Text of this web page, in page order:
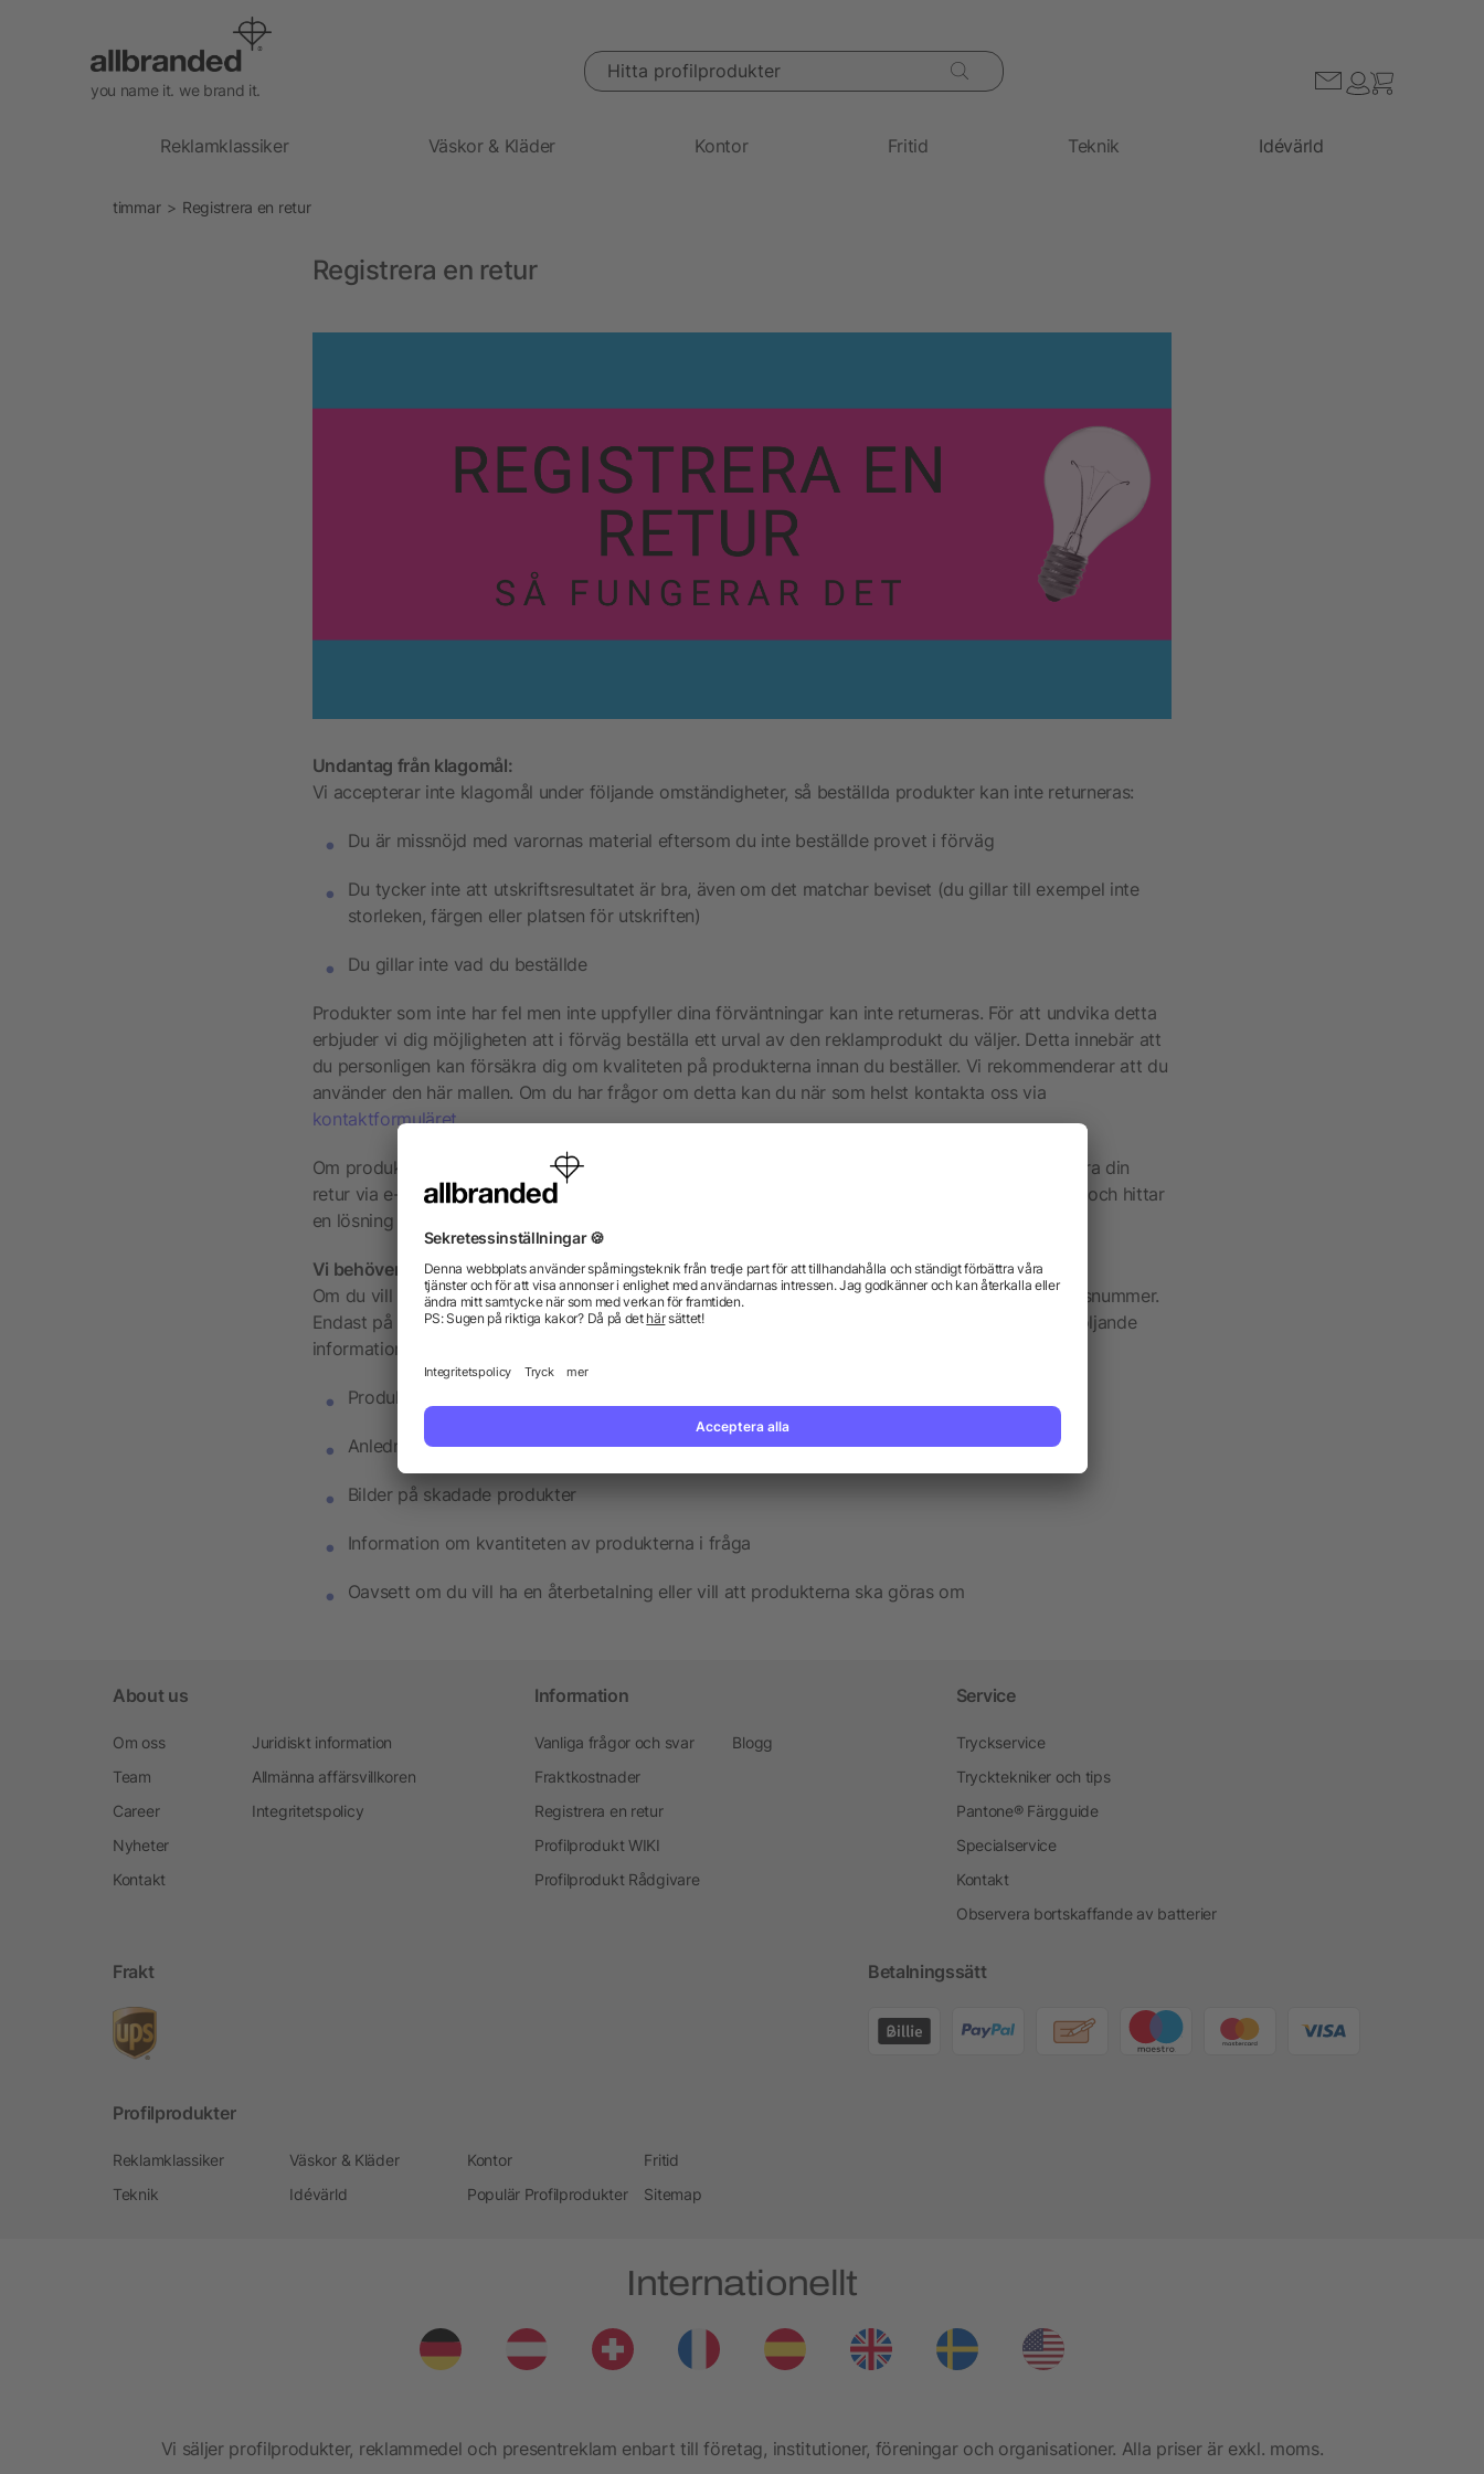
you name it. we brand it.
Hitta profilprodukter
Reklamklassiker Väskor & Kläder Kontor Fritid Teknik Idévärld
timmar Registrera en retur
Registrera en retur
Undantag från klagomål:
Vi accepterar inte klagomål under följande omständigheter, så beställda produkter kan inte returneras:
Du är missnöjd med varornas material eftersom du inte beställde provet i förväg
Du tycker inte att utskriftsresultatet är bra, även om det matchar beviset (du gillar till exempel inte
storleken, färgen eller platsen för utskriften)
Du gillar inte vad du beställde
Produkter som inte har fel men inte uppfyller dina förväntningar kan inte returneras. För att undvika detta
erbjuder vi dig möjligheten att i förväg beställa ett urval av den reklamprodukt du väljer. Detta innebär att
du personligen kan försäkra dig om kvaliteten på produkterna innan du beställer. Vi rekommenderar att du
använder den här mallen. Om du har frågor om detta kan du när som helst kontakta oss via
kontaktformuläret.
Om produkterna du beställde är defekta kan du skicka dem tillbaka till oss. Du kan bara registrera din
retur via e-post. Vänligen returnera inte varorna utan att meddela oss. Vår
hjälper dig och hittar
en lösning tillsammans med dig.
Vi behöver den här informationen från dig:
Om du vill registrera en retur, vänligen maila oss med ditt skriftliga klagomål och ditt beställningsnummer.
Endast på det här sättet kan vi behandla din begäran och acceptera återbetalning. Vi behöver följande
information från dig:
Produktinformation (typ och kvantitet)
Anledning till klagomål
Bilder på skadade produkter
Information om kvantiteten av produkterna i fråga
Oavsett om du vill ha en återbetalning eller vill att produkterna ska göras om
About us
Om oss
Team
Career
Nyheter
Kontakt
Juridiskt information
Allmänna affärsvillkoren
Integritetspolicy
Information
Vanliga frågor och svar
Fraktkostnader
Registrera en retur
Profilprodukt WIKI
Profilprodukt Rådgivare
Blogg
Service
Tryckservice
Trycktekniker och tips
Pantone® Färgguide
Specialservice
Kontakt
Observera bortskaffande av batterier
Frakt Betalningssätt
Profilprodukter
Reklamklassiker Väskor & Kläder Kontor
Fritid
Teknik
Idévärld Populär Profilprodukter Sitemap
Internationellt
Vi säljer profilprodukter, reklammedel och presentreklam enbart till företag, institutioner, föreningar och organisationer. Alla priser är exkl. moms.